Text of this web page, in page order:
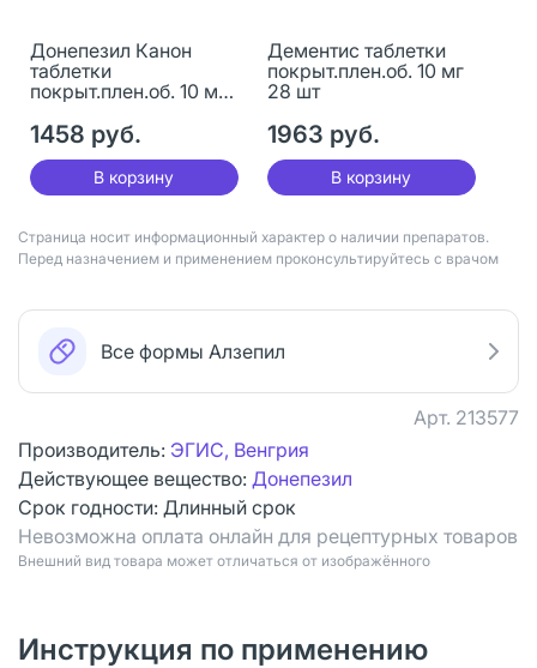
Донепезил Канон
таблетки
покрыт.плен.об. 10 мг
1458 руб.
В корзину
Дементис таблетки
покрыт.плен.об. 10 мг
28 шт
1963 руб.
В корзину
Страница носит информационный характер о наличии препаратов.
Перед назначением и применением проконсультируйтесь с врачом
Все формы Алзепил
Арт. 213577
Производитель: ЭГИС, Венгрия
Действующее вещество: Донепезил
Срок годности: Длинный срок
Невозможна оплата онлайн для рецептурных товаров
Bнешний вид товара может отличаться от изображённого
Инструкция по применению